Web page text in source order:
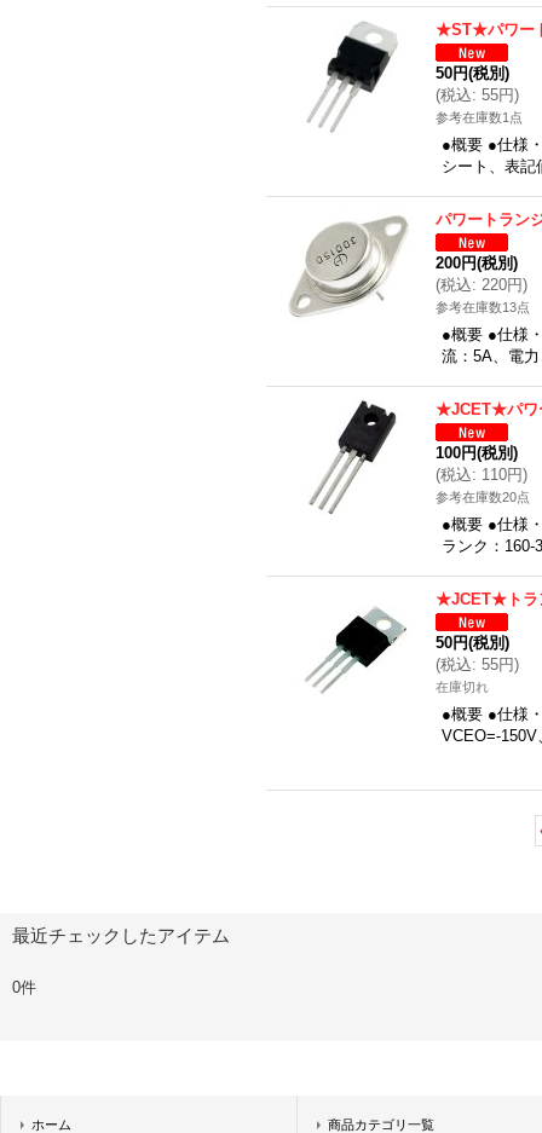
★ST★パワー
50円(税別)
(税込: 55円)
参考在庫数1点
●概要 ●仕様
シート、表記
パワートラン
200円(税別)
(税込: 220円)
参考在庫数13点
●概要 ●仕様
流：5A、電
★JCET★パワ
100円(税別)
(税込: 110円)
参考在庫数20点
●概要 ●仕様
ランク：
★JCET★トラ
50円(税別)
(税込: 55円)
在庫切れ
●概要 ●仕様
VCEO=-
最近チェックしたアイテム
0件
ホーム 商品カテゴリ一覧